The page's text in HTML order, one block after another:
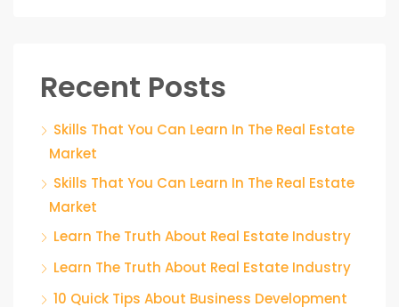
Recent Posts
Skills That You Can Learn In The Real Estate
Market
Skills That You Can Learn In The Real Estate
Market
Learn The Truth About Real Estate Industry
Learn The Truth About Real Estate Industry
10 Quick Tips About Business Development